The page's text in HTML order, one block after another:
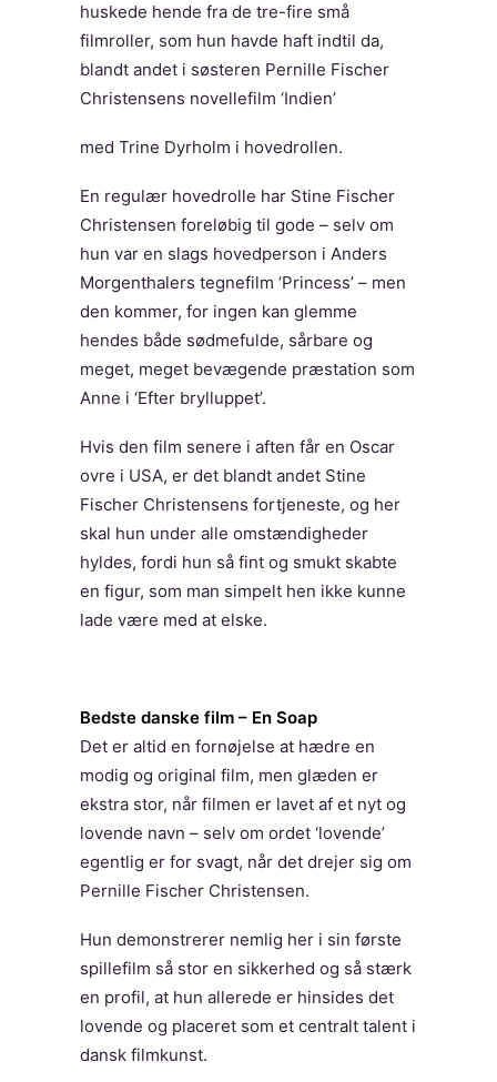
huskede hende fra de tre-fire små
filmroller, som hun havde haft indtil da,
blandt andet i søsteren Pernille Fischer
Christensens novellefilm ‘Indien’
med Trine Dyrholm i hovedrollen.
En regulær hovedrolle har Stine Fischer
Christensen foreløbig til gode – selv om
hun var en slags hovedperson i Anders
Morgenthalers tegnefilm ‘Princess’ – men
den kommer, for ingen kan glemme
hendes både sødmefulde, sårbare og
meget, meget bevægende præstation som
Anne i ‘Efter brylluppet’.
Hvis den film senere i aften får en Oscar
ovre i USA, er det blandt andet Stine
Fischer Christensens fortjeneste, og her
skal hun under alle omstændigheder
hyldes, fordi hun så fint og smukt skabte
en figur, som man simpelt hen ikke kunne
lade være med at elske.
Bedste danske film – En Soap
Det er altid en fornøjelse at hædre en
modig og original film, men glæden er
ekstra stor, når filmen er lavet af et nyt og
lovende navn – selv om ordet ‘lovende’
egentlig er for svagt, når det drejer sig om
Pernille Fischer Christensen.
Hun demonstrerer nemlig her i sin første
spillefilm så stor en sikkerhed og så stærk
en profil, at hun allerede er hinsides det
lovende og placeret som et centralt talent i
dansk filmkunst.